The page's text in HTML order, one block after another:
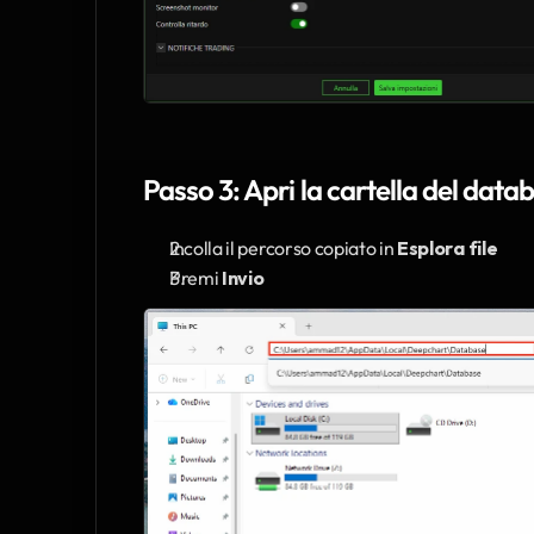
Passo 3: Apri la cartella del
Incolla il percorso copiato in Esplora file
Premi Invio